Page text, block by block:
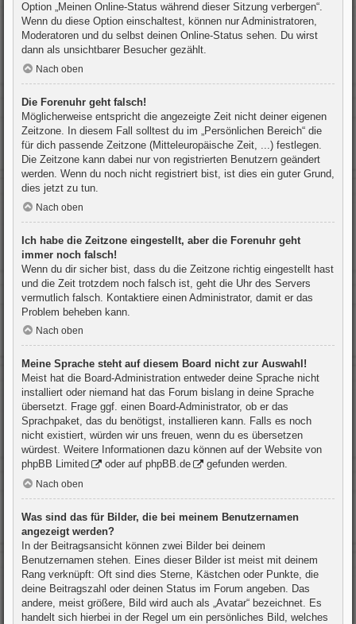
Option „Meinen Online-Status während dieser Sitzung verbergen“.
Wenn du diese Option einschaltest, können nur Administratoren,
Moderatoren und du selbst deinen Online-Status sehen. Du wirst
dann als unsichtbarer Besucher gezählt.
Nach oben
Die Forenuhr geht falsch!
Möglicherweise entspricht die angezeigte Zeit nicht deiner eigenen
Zeitzone. In diesem Fall solltest du im „Persönlichen Bereich“ die
für dich passende Zeitzone (Mitteleuropäische Zeit, ...) festlegen.
Die Zeitzone kann dabei nur von registrierten Benutzern geändert
werden. Wenn du noch nicht registriert bist, ist dies ein guter Grund,
dies jetzt zu tun.
Nach oben
Ich habe die Zeitzone eingestellt, aber die Forenuhr geht
immer noch falsch!
Wenn du dir sicher bist, dass du die Zeitzone richtig eingestellt hast
und die Zeit trotzdem noch falsch ist, geht die Uhr des Servers
vermutlich falsch. Kontaktiere einen Administrator, damit er das
Problem beheben kann.
Nach oben
Meine Sprache steht auf diesem Board nicht zur Auswahl!
Meist hat die Board-Administration entweder deine Sprache nicht
installiert oder niemand hat das Forum bislang in deine Sprache
übersetzt. Frage ggf. einen Board-Administrator, ob er das
Sprachpaket, das du benötigst, installieren kann. Falls es noch
nicht existiert, würden wir uns freuen, wenn du es übersetzen
würdest. Weitere Informationen dazu können auf der Website von
phpBB Limited
oder auf phpBB.de gefunden werden.
Nach oben
Was sind das für Bilder, die bei meinem Benutzernamen
angezeigt werden?
In der Beitragsansicht können zwei Bilder bei deinem
Benutzernamen stehen. Eines dieser Bilder ist meist mit deinem
Rang verknüpft: Oft sind dies Sterne, Kästchen oder Punkte, die
deine Beitragszahl oder deinen Status im Forum angeben. Das
andere, meist größere, Bild wird auch als „Avatar“ bezeichnet. Es
handelt sich hierbei in der Regel um ein persönliches Bild, welches